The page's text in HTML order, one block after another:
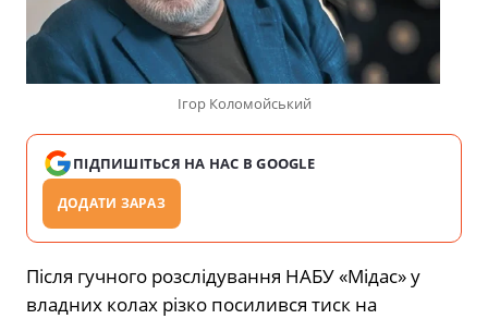
Ігор Коломойський
ПІДПИШІТЬСЯ НА НАС В GOOGLE
ДОДАТИ ЗАРАЗ
Після гучного розслідування НАБУ «Мідас» у
владних колах різко посилився тиск на